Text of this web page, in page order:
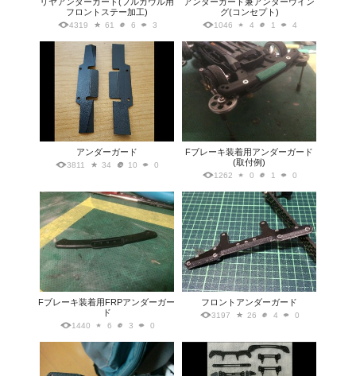
フロントステー加工)
4319 61 6 3
グ(コンセプト)
1046 4 1 4
アンダーガード
3811 34 10 0
Fブレーキ装着用アンダーガード
(取付例)
1262 0 1 0
Fブレーキ装着用FRPアンダーガー
ド
1440 6 3 0
フロントアンダーガード
3197 26 4 0